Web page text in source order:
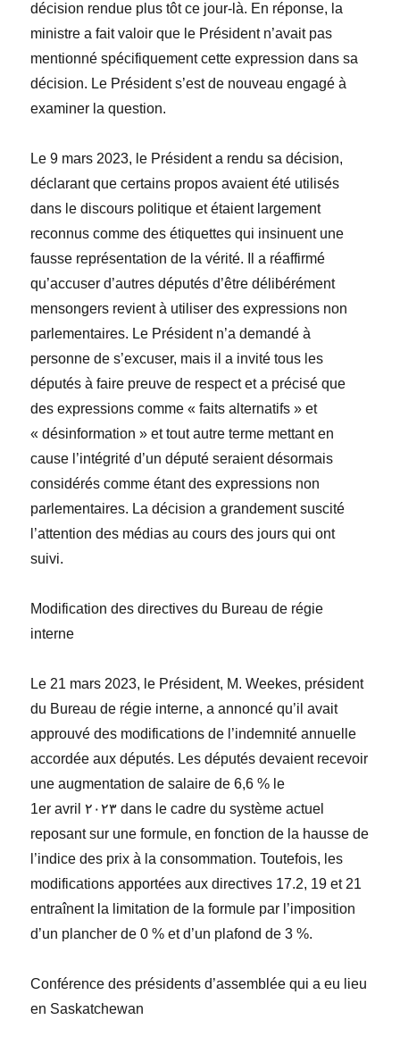
décision rendue plus tôt ce jour-là. En réponse, la
ministre a fait valoir que le Président n’avait pas
mentionné spécifiquement cette expression dans sa
décision. Le Président s’est de nouveau engagé à
examiner la question.
Le 9 mars 2023, le Président a rendu sa décision,
déclarant que certains propos avaient été utilisés
dans le discours politique et étaient largement
reconnus comme des étiquettes qui insinuent une
fausse représentation de la vérité. Il a réaffirmé
qu’accuser d’autres députés d’être délibérément
mensongers revient à utiliser des expressions non
parlementaires. Le Président n’a demandé à
personne de s’excuser, mais il a invité tous les
députés à faire preuve de respect et a précisé que
des expressions comme « faits alternatifs » et
« désinformation »et tout autre terme mettant en
cause l’intégrité d’un député seraient désormais
considérés commeétantdes expressions non
parlementaires. La décision a grandement suscité
l’attention des médias au cours des jours qui ont
suivi.
Modification des directives du Bureau de régie
interne
Le 21 mars 2023, le Président, M. Weekes, président
du Bureau de régie interne, a annoncé qu’il avait
approuvé des modifications de l’indemnité annuelle
accordée aux députés. Les députés devaient recevoir
une augmentation de salaire de 6,6 % le
1er
avril ٢٠٢٣ dans le cadre du système actuel
reposant sur une formule, en fonction de la hausse de
l’indice des prix à la consommation. Toutefois, les
modifications apportées aux directives 17.2, 19 et 21
entraînent la limitation de la formule par l’imposition
d’un plancher de 0 % et d’un plafond de 3 %.
Conférence des présidents d’assemblée qui a eu lieu
en Saskatchewan